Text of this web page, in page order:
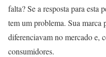
falta? Se a resposta para esta
tem um problema. Sua marca
diferenciavam no mercado e,
consumidores.